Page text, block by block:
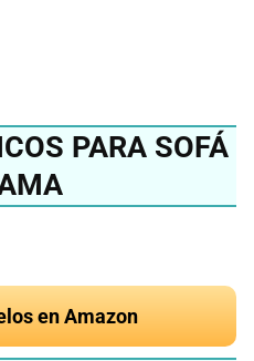
PARA SOFÁ
en Amazon